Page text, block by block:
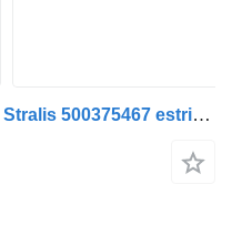
IVECO Occ Opstapbak rechts Stralis 500375467 estribo para camión